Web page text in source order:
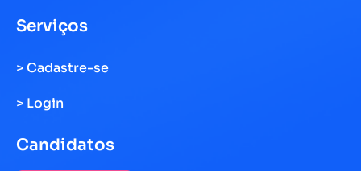
Serviços
> Cadastre-se
> Login
Candidatos